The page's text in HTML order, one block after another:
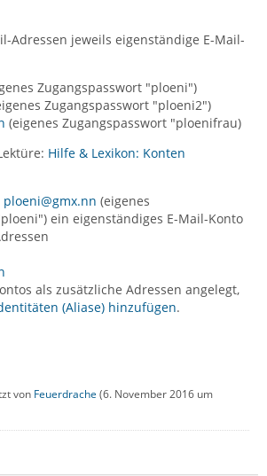
Adressen jeweils eigenständige E-Mail-
Zugangspasswort "ploeni")
Zugangspasswort "ploeni2")
(eigenes Zugangspasswort "ploenifrau)
Hilfe & Lexikon: Konten
ploeni@gmx.nn (eigenes
ein eigenständiges E-Mail-Konto
als zusätzliche Adressen angelegt,
(Aliase) hinzufügen.
von Feuerdrache (6. November 2016 um